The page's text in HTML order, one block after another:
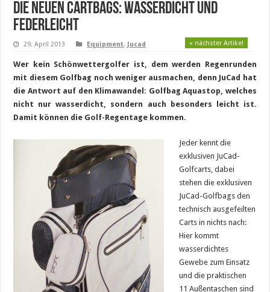
Die neuen Cartbags: wasserdicht und
federleicht
29. April 2013 Equipment, Jucad » nächster Artikel
Wer kein Schönwettergolfer ist, dem werden Regenrunden
mit diesem Golfbag noch weniger ausmachen, denn JuCad hat
die Antwort auf den Klimawandel: Golfbag Aquastop, welches
nicht nur wasserdicht, sondern auch besonders leicht ist.
Damit können die Golf-Regentage kommen.
Jeder kennt die
exklusiven JuCad-
Golfcarts, dabei
stehen die exklusiven
JuCad-Golfbags den
technisch ausgefeilten
Carts in nichts nach:
Hier kommt
wasserdichtes
Gewebe zum Einsatz
und die praktischen
11 Außentaschen sind